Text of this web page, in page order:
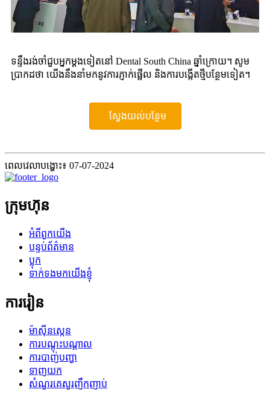
ទន្ទឹងរង់ចាំជួបអ្នកម្តងទៀតនៅ Dental South China ឆ្នាំក្រោយ។ សូម​
ប្រាកដ​ថា យើង​នឹង​នាំ​មក​នូវ​ការ​ភ្ញាក់​ផ្អើល និង​ការ​បង្កើត​ថ្មី​បន្ថែម​ទៀត។
ស្វែងយល់បន្ថែម
ពេលវេលាបង្ហោះ៖ 07-07-2024
ក្រុមហ៊ុន
អំពីពួកយើង
បន្ទប់ព័ត៌មាន
ប្លុក
ទាក់ទងមកយើងខ្ញុំ
ការរៀន
ម៉ាស៊ីនស្កេន
ការបណ្តុះបណ្តាល
ការបាញ់បញ្ហា
ទាញយក
សំណួរគេសួរញឹកញាប់